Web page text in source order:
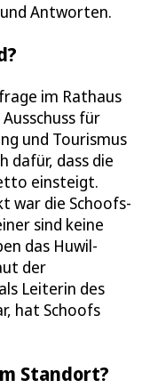
Antworten.
im Rathaus
für
und Tourismus
dafür, dass die
einsteigt.
war die Schoofs-
sind keine
das Huwil-
der
Leiterin des
hat Schoofs
Standort?